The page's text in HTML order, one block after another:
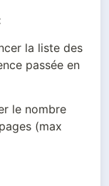
la liste des
passée en
le nombre
(max